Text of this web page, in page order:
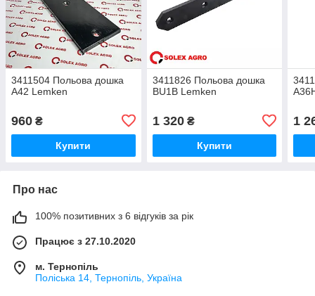
3411504 Польова дошка
А42 Lemken
960 ₴
Купити
3411826 Польова дошка
BU1B Lemken
1 320₴
Купити
1
Про нас
100% позитивних з 6 відгуків за рік
Працює з 27.10.2020
м. Тернопіль
Поліська 14, Тернопіль, Україна